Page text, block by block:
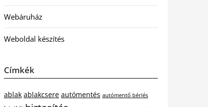
Webáruház
Weboldal készítés
Címkék
ablak ablakcsere autómentés autómentő bérlés